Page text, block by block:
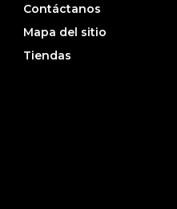
Contáctanos
Mapa del sitio
Tiendas